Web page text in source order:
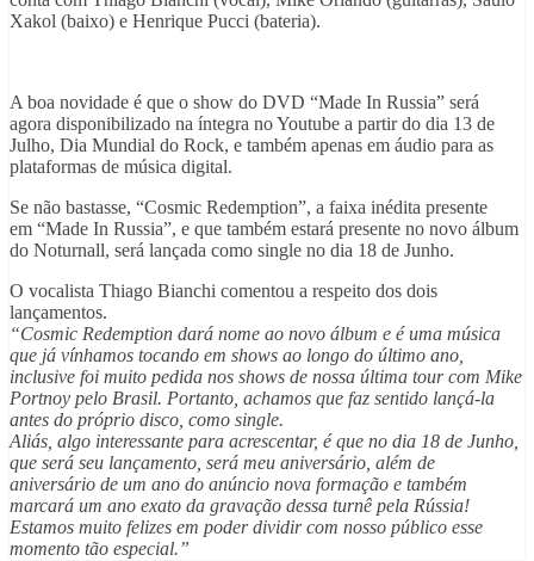
Xakol (baixo) e Henrique Pucci (bateria).
A boa novidade é que o show do DVD “Made In Russia” será
agora disponibilizado na íntegra no Youtube a partir do dia 13 de
Julho, Dia Mundial do Rock, e também apenas em áudio para as
plataformas de música digital.
Se não bastasse, “Cosmic Redemption”, a faixa inédita presente
em “Made In Russia”, e que também estará presente no novo álbum
do Noturnall, será lançada como single no dia 18 de Junho.
O vocalista Thiago Bianchi comentou a respeito dos dois
lançamentos.
“Cosmic Redemption dará nome ao novo álbum e é uma música
que já vínhamos tocando em shows ao longo do último ano,
inclusive foi muito pedida nos shows de nossa última tour com Mike
Portnoy pelo Brasil. Portanto, achamos que faz sentido lançá-la
antes do próprio disco, como single.
Aliás, algo interessante para acrescentar, é que no dia 18 de Junho,
que será seu lançamento, será meu aniversário, além de
aniversário de um ano do anúncio nova formação e também
marcará um ano exato da gravação dessa turnê pela Rússia!
Estamos muito felizes em poder dividir com nosso público esse
momento tão especial.”